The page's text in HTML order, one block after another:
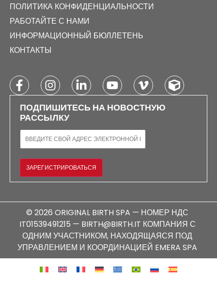
ПОЛИТИКА КОНФИДЕНЦИАЛЬНОСТИ
РАБОТАЙТЕ С НАМИ
ИНФОРМАЦИОННЫЙ БЮЛЛЕТЕНЬ
КОНТАКТЫ
ПОДПИШИТЕСЬ НА НОВОСТНУЮ
РАССЫЛКУ
ЭЛЕКТРОННАЯ ПОЧТА
ЗАРЕГИСТРИРОВАТЬСЯ
© 2026 ORIGINAL BIRTH SPA — НОМЕР НДС
IT01539491215 — BIRTH@BIRTH.IT КОМПАНИЯ С
ОДНИМ УЧАСТНИКОМ, НАХОДЯЩАЯСЯ ПОД
УПРАВЛЕНИЕМ И КООРДИНАЦИЕЙ EMERA SPA